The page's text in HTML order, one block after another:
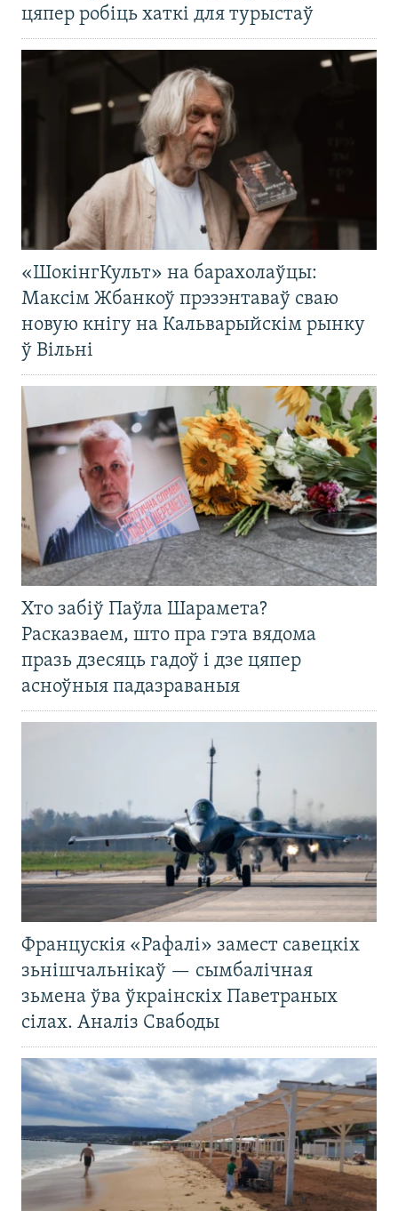
цяпер робіць хаткі для турыстаў
«ШокінгКульт» на барахолаўцы:
Максім Жбанкоў прэзэнтаваў сваю
новую кнігу на Кальварыйскім рынку
ў Вільні
Хто забіў Паўла Шарамета?
Расказваем, што пра гэта вядома
празь дзесяць гадоў і дзе цяпер
асноўныя падазраваныя
Францускія «Рафалі» замест савецкіх
зьнішчальнікаў — сымбалічная
зьмена ўва ўкраінскіх Паветраных
сілах. Аналіз Свабоды